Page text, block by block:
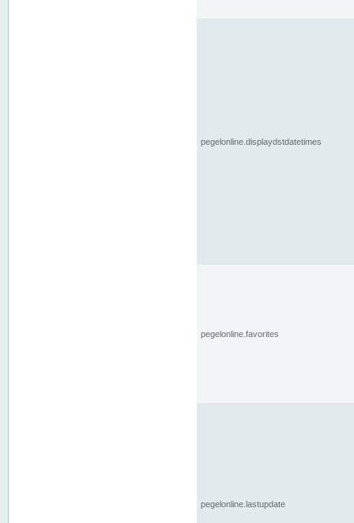
pegelonline.displaydstdatetimes
pegelonline.favorites
pegelonline.lastupdate